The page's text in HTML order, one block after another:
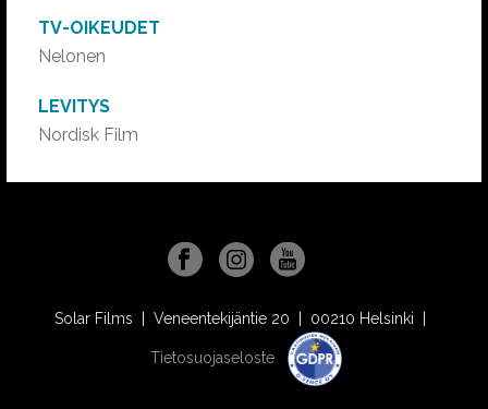
TV-OIKEUDET
Nelonen
LEVITYS
Nordisk Film
Solar Films | Veneentekijäntie 20 | 00210 Helsinki |
Tietosuojaseloste